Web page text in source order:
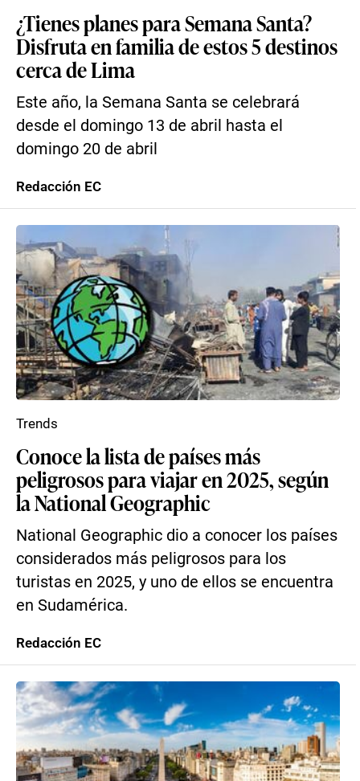
¿Tienes planes para Semana Santa?
Disfruta en familia de estos 5 destinos
cerca de Lima
Este año, la Semana Santa se celebrará
desde el domingo 13 de abril hasta el
domingo 20 de abril
Redacción EC
Conoce la lista de países más
peligrosos para viajar en 2025, según
la National Geographic
National Geographic dio a conocer los países
considerados más peligrosos para los
turistas en 2025, y uno de ellos se encuentra
en Sudamérica.
Trends
Redacción EC